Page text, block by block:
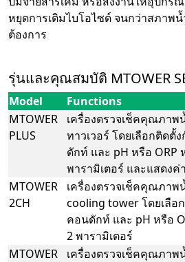
หยุดการเติมไบโอไซด์ จนกว่าสภาพ
ต้องการ
รุ่นและคุณสมบัติ MTOWER
Model
Functions
MTOWER
PLUS
เครื่องตรวจเช็คคุณภาพ
ทาวเวอร์ โดยเลือกติดตั้
ดักท์ และ pH หรือ ORP
พารามิเตอร์ และแสดง
MTOWER
2CH
เครื่องตรวจเช็คคุณภาพ
cooling tower โดยเลือ
คอนดักท์ และ pH หรือ
2 พารามิเตอร์
MTOWER
เครื่องตรวจเช็คคุณภาพ